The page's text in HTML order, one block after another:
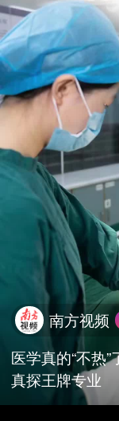
南方视频
医学真的“不热
真探王牌专业